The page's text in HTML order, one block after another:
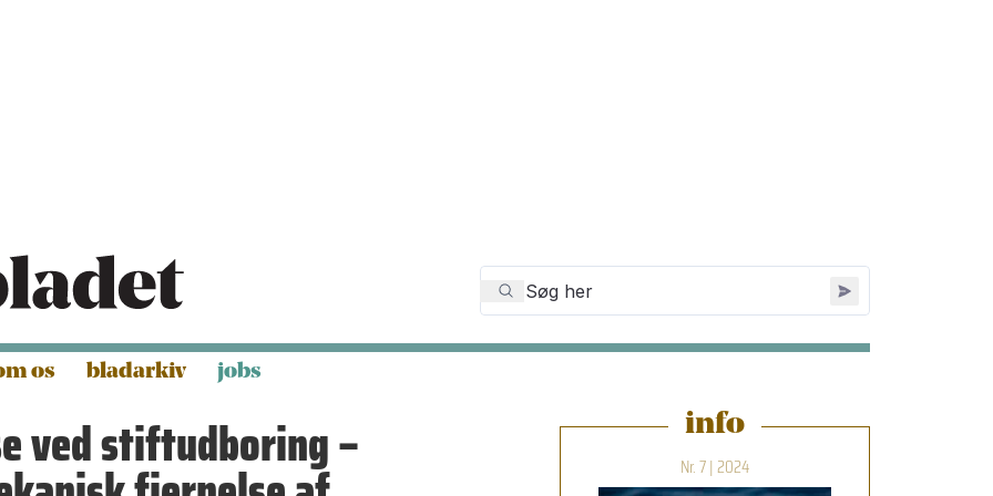
os bladarkiv jobs
ved stiftudboring – info
Nr. 7 | 2024